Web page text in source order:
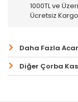
1000TL ve Üzeri
Ücretsiz Kargo
Daha Fazla
Diğer Çorba